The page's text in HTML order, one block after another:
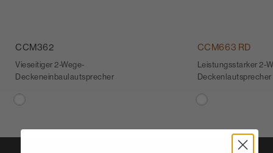
CCM362
Vieseitiger 2-Wege-
Deckeneinbaulautsprecher
CCM663 RD
Leistungsstarker 2-